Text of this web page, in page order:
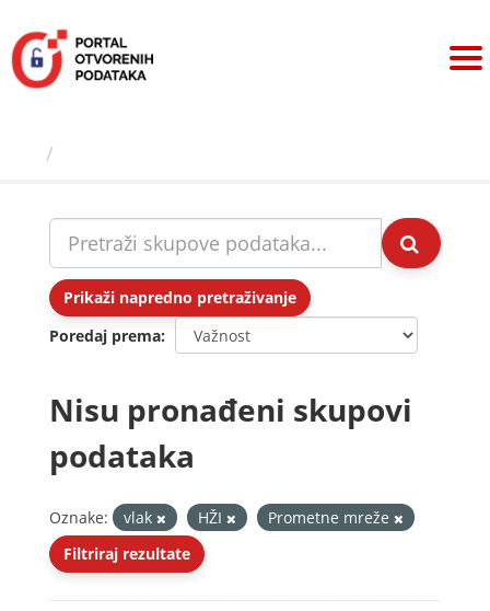
sadržaj
Prikaži napredno pretraživanje
Poredaj prema
Nisu pronađeni skupovi
podataka
Oznake: vlak HŽI
Prometne mreže
Filtriraj rezultate